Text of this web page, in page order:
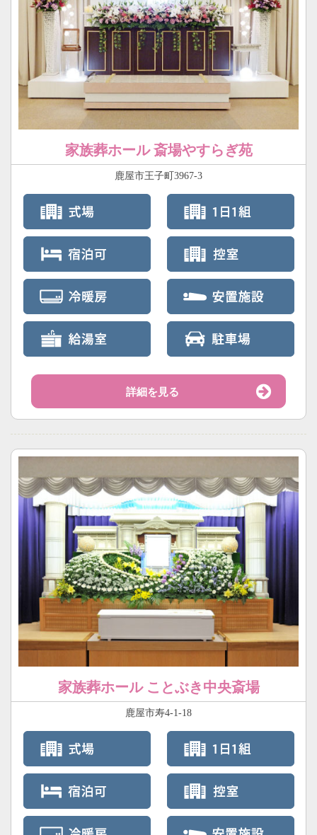
家族葬ホール 斎場やすらぎ苑
鹿屋市王子町3967-3
詳細を見る
家族葬ホール ことぶき中央斎場
鹿屋市寿4-1-18